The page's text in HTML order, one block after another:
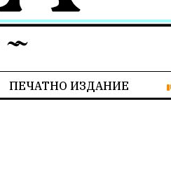
ПЕЧАТНО ИЗДАНИЕ